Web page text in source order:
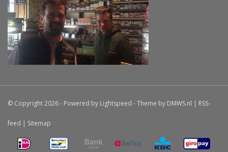
© Copyright 2026 - Powered by Lightspeed - Theme by DMWS.nl | RSS-
feed | Sitemap